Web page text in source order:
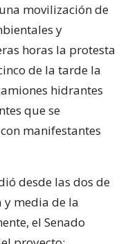
movilización de
y
horas la protesta
de la tarde la
hidrantes
que se
manifestantes
desde las dos de
y media de la
el Senado